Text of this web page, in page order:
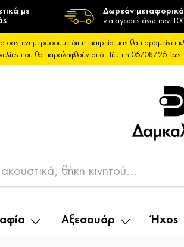
με
Δωρεάν μεταφορικά
για αγορές άνω των
σας ενημερώσουμε ότι η εταιρεία μας θα
που θα παραληφθούν από Πέμπτη 06/08/26
Αξεσουάρ Ήχος